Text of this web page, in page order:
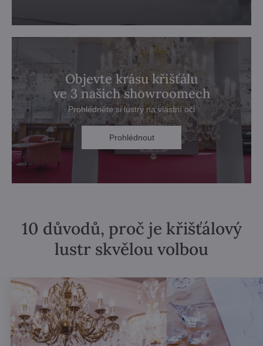
Objevte krásu křišťálu
ve 3 našich showroomech
Prohlédněte si lustry na vlastní oči
Prohlédnout
10 důvodů, proč je křišťálový
lustr skvělou volbou